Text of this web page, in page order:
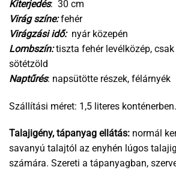
Kiterjedés: 30 cm
Virág színe:fehér
Virágzási idő:nyár közepén
Lombszín:tiszta fehér levélközép,
sötétzöld
Naptűrés: napsütötte részek, félárnyék
Szállítási méret: 1,5 literes konténerben.
Talajigény, tápanyag ellátás: normál
savanyú talajtól az enyhén lúgos
számára. Szereti a tápanyagban,